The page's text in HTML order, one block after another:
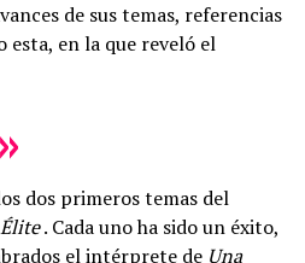
de sus temas, referencias
esta, en la que reveló el
dos primeros temas del
Élite. Cada uno ha sido un éxito,
el intérprete de Una